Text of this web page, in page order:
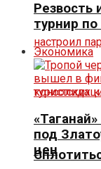
Резвость
турнир
Экономика
под
цен